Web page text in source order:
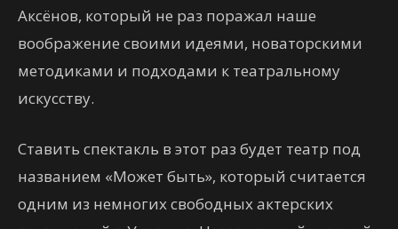
Аксёнов, который не раз поражал наше
воображение своими идеями, новаторскими
методиками и подходами к театральному
искусству.
Ставить спектакль в этот раз будет театр под
названием «Может быть», который считается
одним из немногих свободных актерских